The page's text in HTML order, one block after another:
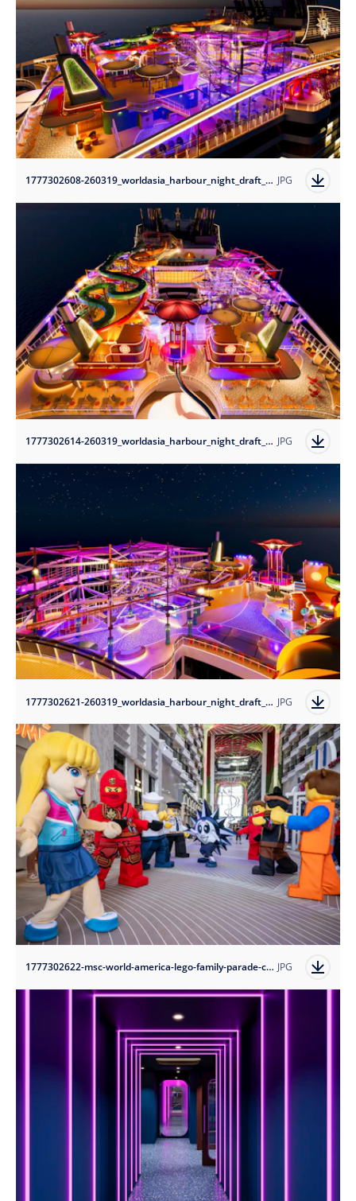
1777302608-260319_worldasia_harbour_night_draft_05b?auto=format JPG
1777302614-260319_worldasia_harbour_night_draft_07b?auto=format JPG
1777302621-260319_worldasia_harbour_night_draft_11?auto=format JPG
1777302622-msc-world-america-lego-family-parade-credit-anthony-devlin-getty-images-for-msc-cruises?auto=format JPG